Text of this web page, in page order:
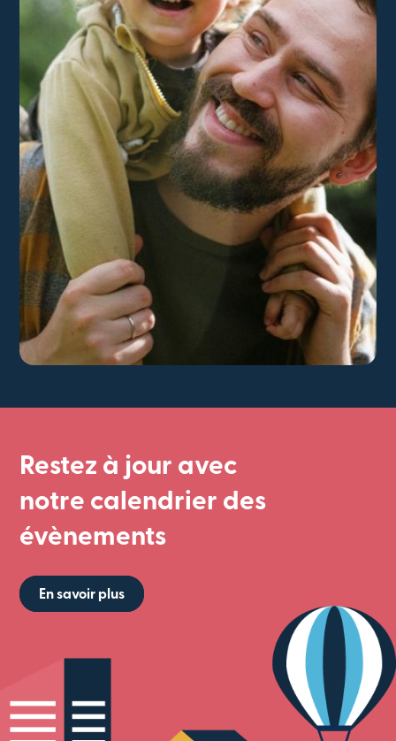
Restez à jour avec
notre calendrier des
évènements
En savoir plus